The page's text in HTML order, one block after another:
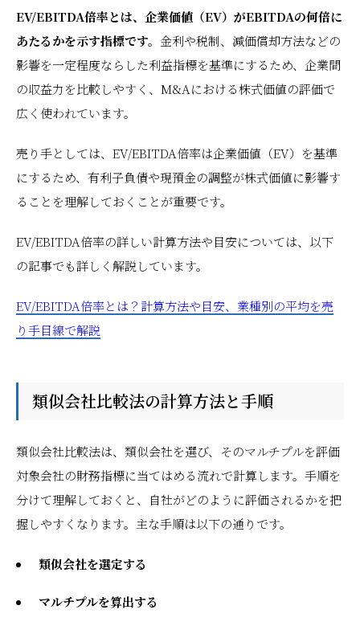
EV/EBITDA倍率とは、企業価値（EV）がEBITDAの何倍に
あたるかを示す指標です。 金利や税制、減価償却方法などの
影響を一定程度ならした利益指標を基準にするため、企業間
の収益力を比較しやすく、M&Aにおける株式価値の評価で
広く使われています。
売り手としては、EV/EBITDA倍率は企業価値（EV）を基準
にするため、有利子負債や現預金の調整が株式価値に影響す
ることを理解しておくことが重要です。
EV/EBITDA倍率の詳しい計算方法や目安については、以下
の記事でも詳しく解説しています。
EV/EBITDA倍率とは？計算方法や目安、業種別の平均を売
り手目線で解説
類似会社比較法の計算方法と手順
類似会社比較法は、類似会社を選び、そのマルチプルを評価
対象会社の財務指標に当てはめる流れで計算します。手順を
分けて理解しておくと、自社がどのように評価されるかを把
握しやすくなります。主な手順は以下の通りです。
類似会社を選定する
マルチプルを算出する